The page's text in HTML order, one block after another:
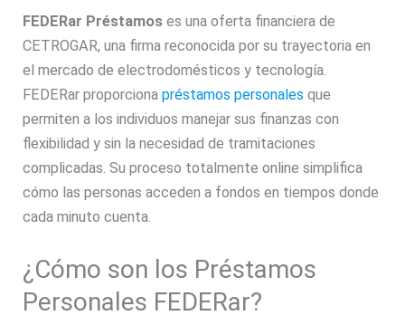
FEDERar Préstamos es una oferta financiera de
CETROGAR, una firma reconocida por su trayectoria en
el mercado de electrodomésticos y tecnología.
FEDERar proporcionapréstamos personales que
permiten a los individuos manejar sus finanzas con
flexibilidad y sin la necesidad de tramitaciones
complicadas. Su proceso totalmente online simplifica
cómo las personas acceden a fondos en tiempos donde
cada minuto cuenta.
¿Cómo son los Préstamos
Personales FEDERar?